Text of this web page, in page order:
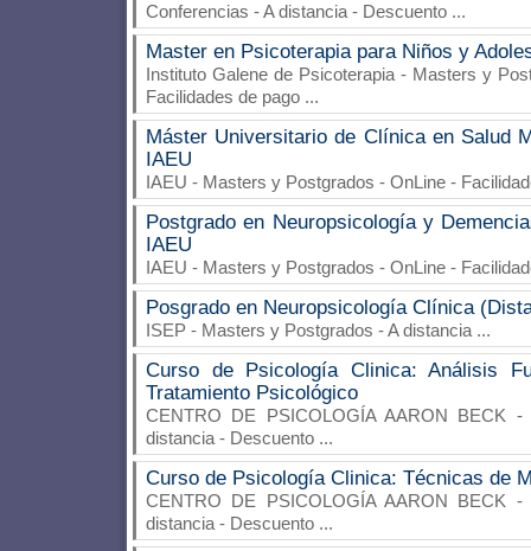
Conferencias - A distancia - Descuento ...
Master en Psicoterapia para Niños y
Instituto Galene de Psicoterapia - Masters y
Facilidades de pago ...
Máster Universitario de Clínica en Salud
IAEU
IAEU - Masters y Postgrados - OnLine -
Postgrado en Neuropsicología y
IAEU
IAEU - Masters y Postgrados - OnLine -
Posgrado en Neuropsicología Clínica
ISEP - Masters y Postgrados - A distancia ...
Curso de Psicología Clinica: Análisis
Tratamiento Psicológico
CENTRO DE PSICOLOGÍA AARON BECK -
distancia - Descuento ...
Curso de Psicología Clinica: Técnicas de
CENTRO DE PSICOLOGÍA AARON BECK -
distancia - Descuento ...